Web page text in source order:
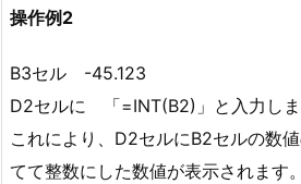
操作例2
B3セル -45.123
D2セルに 「=INT(B2)」と入力しま
これにより、D2セルにB2セルの数
てて整数にした数値が表示されます。